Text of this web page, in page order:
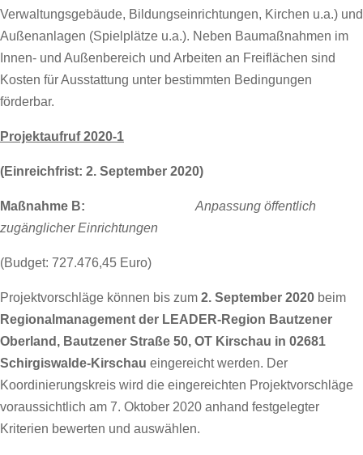
Verwaltungsgebäude, Bildungseinrichtungen, Kirchen u.a.) und
Außenanlagen (Spielplätze u.a.). Neben Baumaßnahmen im
Innen- und Außenbereich und Arbeiten an Freiflächen sind
Kosten für Ausstattung unter bestimmten Bedingungen
förderbar.
Projektaufruf 2020-1
(Einreichfrist: 2. September 2020)
Maßnahme B: Anpassung öffentlich
zugänglicher Einrichtungen
(Budget: 727.476,45 Euro)
Projektvorschläge können bis zum 2. September 2020 beim
Regionalmanagement der LEADER-Region Bautzener
Oberland, Bautzener Straße 50, OT Kirschau in 02681
Schirgiswalde-Kirschau eingereicht werden. Der
Koordinierungskreis wird die eingereichten Projektvorschläge
voraussichtlich am 7. Oktober 2020 anhand festgelegter
Kriterien bewerten und auswählen.